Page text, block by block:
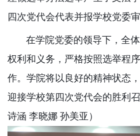
四次党代会代表并报学校党委审
在学院党委的领导下，全
权利和义务，严格按照选举程
作。学院将以良好的精神状态
迎接学校第四次党代会的胜利召
诗涵 李晓娜 孙美亚 ）